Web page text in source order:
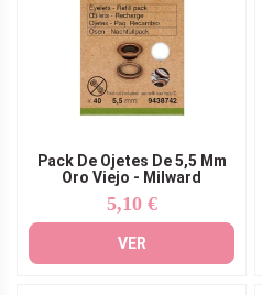
Pack De Ojetes De 5,5 Mm
Oro Viejo - Milward
Precio
5,10 €
VER